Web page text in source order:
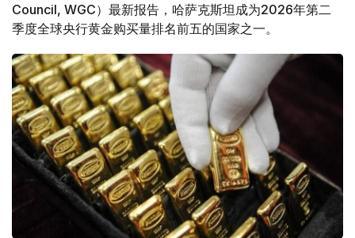
Council, WGC）最新报告，哈萨克斯坦成为2026年第二
季度全球央行黄金购买量排名前五的国家之一。